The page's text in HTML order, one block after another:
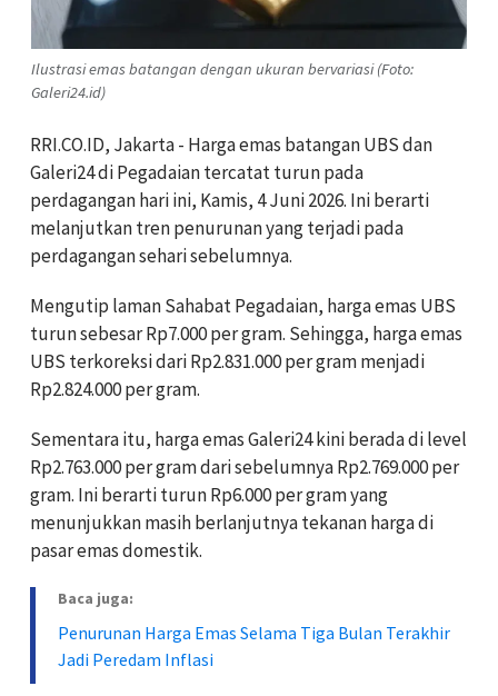
Ilustrasi emas batangan dengan ukuran bervariasi (Foto:
Galeri24.id)
RRI.CO.ID, Jakarta - Harga emas batangan UBS dan
Galeri24 di Pegadaian tercatat turun pada
perdagangan hari ini, Kamis, 4 Juni 2026. Ini berarti
melanjutkan tren penurunan yang terjadi pada
perdagangan sehari sebelumnya.
Mengutip laman Sahabat Pegadaian, harga emas UBS
turun sebesar Rp7.000 per gram. Sehingga, harga emas
UBS terkoreksi dari Rp2.831.000 per gram menjadi
Rp2.824.000 per gram.
Sementara itu, harga emas Galeri24 kini berada di level
Rp2.763.000 per gram dari sebelumnya Rp2.769.000 per
gram. Ini berarti turun Rp6.000 per gram yang
menunjukkan masih berlanjutnya tekanan harga di
pasar emas domestik.
Baca juga:
Penurunan Harga Emas Selama Tiga Bulan Terakhir
Jadi Peredam Inflasi